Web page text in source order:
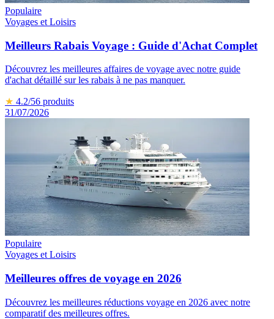
Populaire
Voyages et Loisirs
Meilleurs Rabais Voyage : Guide d'Achat Complet
Découvrez les meilleures affaires de voyage avec notre guide
d'achat détaillé sur les rabais à ne pas manquer.
★ 4.2/56 produits
31/07/2026
Populaire
Voyages et Loisirs
Meilleures offres de voyage en 2026
Découvrez les meilleures réductions voyage en 2026 avec notre
comparatif des meilleures offres.